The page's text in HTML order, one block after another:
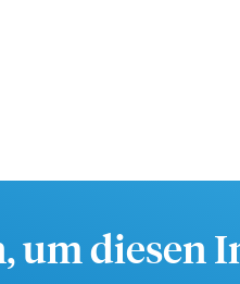
um diesen